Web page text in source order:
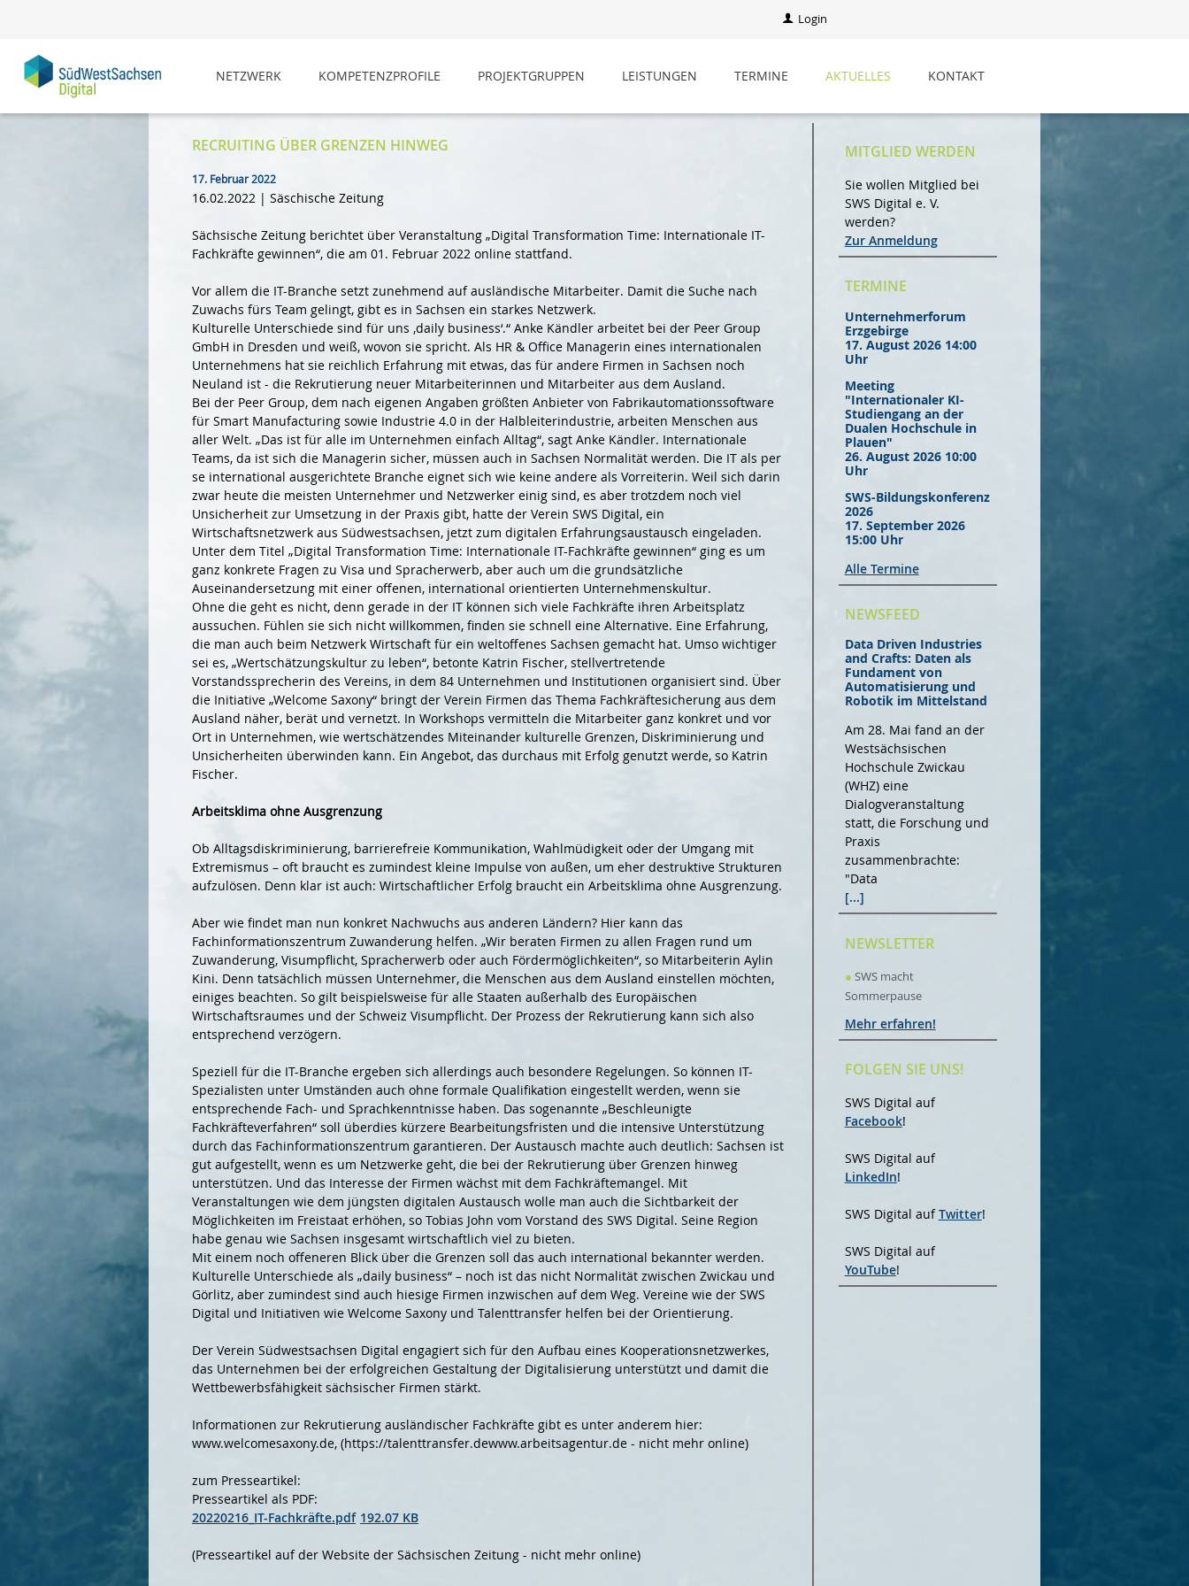
Login
NETZWERK KOMPETENZPROFILE PROJEKTGRUPPEN LEISTUNGEN TERMINE AKTUELLES KONTAKT
RECRUITING ÜBER GRENZEN HINWEG
17. Februar 2022
16.02.2022 | Säschische Zeitung
Sächsische Zeitung berichtet über Veranstaltung „Digital Transformation Time: Internationale IT-
Fachkräfte gewinnen“, die am 01. Februar 2022 online stattfand.
Vor allem die IT-Branche setzt zunehmend auf ausländische Mitarbeiter. Damit die Suche nach
Zuwachs fürs Team gelingt, gibt es in Sachsen ein starkes Netzwerk.
Kulturelle Unterschiede sind für uns ‚daily business‘.“ Anke Kändler arbeitet bei der Peer Group
GmbH in Dresden und weiß, wovon sie spricht. Als HR & Office Managerin eines internationalen
Unternehmens hat sie reichlich Erfahrung mit etwas, das für andere Firmen in Sachsen noch
Neuland ist - die Rekrutierung neuer Mitarbeiterinnen und Mitarbeiter aus dem Ausland.
Bei der Peer Group, dem nach eigenen Angaben größten Anbieter von Fabrikautomationssoftware
für Smart Manufacturing sowie Industrie 4.0 in der Halbleiterindustrie, arbeiten Menschen aus
aller Welt. „Das ist für alle im Unternehmen einfach Alltag“, sagt Anke Kändler. Internationale
Teams, da ist sich die Managerin sicher, müssen auch in Sachsen Normalität werden. Die IT als per
se international ausgerichtete Branche eignet sich wie keine andere als Vorreiterin. Weil sich darin
zwar heute die meisten Unternehmer und Netzwerker einig sind, es aber trotzdem noch viel
Unsicherheit zur Umsetzung in der Praxis gibt, hatte der Verein SWS Digital, ein
Wirtschaftsnetzwerk aus Südwestsachsen, jetzt zum digitalen Erfahrungsaustausch eingeladen.
Unter dem Titel „Digital Transformation Time: Internationale IT-Fachkräfte gewinnen“ ging es um
ganz konkrete Fragen zu Visa und Spracherwerb, aber auch um die grundsätzliche
Auseinandersetzung mit einer offenen, international orientierten Unternehmenskultur.
Ohne die geht es nicht, denn gerade in der IT können sich viele Fachkräfte ihren Arbeitsplatz
aussuchen. Fühlen sie sich nicht willkommen, finden sie schnell eine Alternative. Eine Erfahrung,
die man auch beim Netzwerk Wirtschaft für ein weltoffenes Sachsen gemacht hat. Umso wichtiger
sei es, „Wertschätzungskultur zu leben“, betonte Katrin Fischer, stellvertretende
Vorstandssprecherin des Vereins, in dem 84 Unternehmen und Institutionen organisiert sind. Über
die Initiative „Welcome Saxony“ bringt der Verein Firmen das Thema Fachkräftesicherung aus dem
Ausland näher, berät und vernetzt. In Workshops vermitteln die Mitarbeiter ganz konkret und vor
Ort in Unternehmen, wie wertschätzendes Miteinander kulturelle Grenzen, Diskriminierung und
Unsicherheiten überwinden kann. Ein Angebot, das durchaus mit Erfolg genutzt werde, so Katrin
Fischer.
Arbeitsklima ohne Ausgrenzung
Ob Alltagsdiskriminierung, barrierefreie Kommunikation, Wahlmüdigkeit oder der Umgang mit
Extremismus – oft braucht es zumindest kleine Impulse von außen, um eher destruktive Strukturen
aufzulösen. Denn klar ist auch: Wirtschaftlicher Erfolg braucht ein Arbeitsklima ohne Ausgrenzung.
Aber wie findet man nun konkret Nachwuchs aus anderen Ländern? Hier kann das
Fachinformationszentrum Zuwanderung helfen. „Wir beraten Firmen zu allen Fragen rund um
Zuwanderung, Visumpflicht, Spracherwerb oder auch Fördermöglichkeiten“, so Mitarbeiterin Aylin
Kini. Denn tatsächlich müssen Unternehmer, die Menschen aus dem Ausland einstellen möchten,
einiges beachten. So gilt beispielsweise für alle Staaten außerhalb des Europäischen
Wirtschaftsraumes und der Schweiz Visumpflicht. Der Prozess der Rekrutierung kann sich also
entsprechend verzögern.
Speziell für die IT-Branche ergeben sich allerdings auch besondere Regelungen. So können IT-
Spezialisten unter Umständen auch ohne formale Qualifikation eingestellt werden, wenn sie
entsprechende Fach- und Sprachkenntnisse haben. Das sogenannte „Beschleunigte
Fachkräfteverfahren“ soll überdies kürzere Bearbeitungsfristen und die intensive Unterstützung
durch das Fachinformationszentrum garantieren. Der Austausch machte auch deutlich: Sachsen ist
gut aufgestellt, wenn es um Netzwerke geht, die bei der Rekrutierung über Grenzen hinweg
unterstützen. Und das Interesse der Firmen wächst mit dem Fachkräftemangel. Mit
Veranstaltungen wie dem jüngsten digitalen Austausch wolle man auch die Sichtbarkeit der
Möglichkeiten im Freistaat erhöhen, so Tobias John vom Vorstand des SWS Digital. Seine Region
habe genau wie Sachsen insgesamt wirtschaftlich viel zu bieten.
Mit einem noch offeneren Blick über die Grenzen soll das auch international bekannter werden.
Kulturelle Unterschiede als „daily business“ – noch ist das nicht Normalität zwischen Zwickau und
Görlitz, aber zumindest sind auch hiesige Firmen inzwischen auf dem Weg. Vereine wie der SWS
Digital und Initiativen wie Welcome Saxony und Talenttransfer helfen bei der Orientierung.
Der Verein Südwestsachsen Digital engagiert sich für den Aufbau eines Kooperationsnetzwerkes,
das Unternehmen bei der erfolgreichen Gestaltung der Digitalisierung unterstützt und damit die
Wettbewerbsfähigkeit sächsischer Firmen stärkt.
Informationen zur Rekrutierung ausländischer Fachkräfte gibt es unter anderem hier:
www.welcomesaxony.de, (https://talenttransfer.dewww.arbeitsagentur.de - nicht mehr online)
zum Presseartikel:
Presseartikel als PDF:
20220216_IT-Fachkräfte.pdf 192.07 KB
(Presseartikel auf der Website der Sächsischen Zeitung - nicht mehr online)
MITGLIED WERDEN
Sie wollen Mitglied bei
SWS Digital e. V.
werden?
Zur Anmeldung
TERMINE
Unternehmerforum
Erzgebirge
17. August 2026 14:00
Uhr
Meeting
"Internationaler KI-
Studiengang an der
Dualen Hochschule in
Plauen"
26. August 2026 10:00
Uhr
SWS-Bildungskonferenz
2026
17. September 2026
15:00 Uhr
Alle Termine
NEWSFEED
Data Driven Industries
and Crafts: Daten als
Fundament von
Automatisierung und
Robotik im Mittelstand
Am 28. Mai fand an der
Westsächsischen
Hochschule Zwickau
(WHZ) eine
Dialogveranstaltung
statt, die Forschung und
Praxis
zusammenbrachte:
"Data
[...]
NEWSLETTER
● SWS macht
Sommerpause
Mehr erfahren!
FOLGEN SIE UNS!
SWS Digital auf
Facebook!
SWS Digital auf
LinkedIn!
SWS Digital aufTwitter!
SWS Digital auf
YouTube!